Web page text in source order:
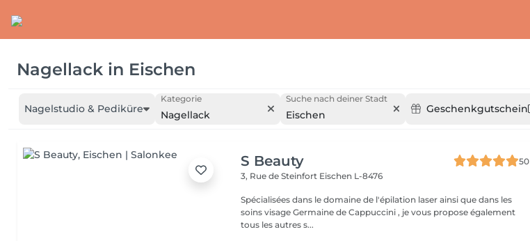
Nagellack in Eischen
Nagelstudio & Pediküre
Kategorie
Nagellack
Suche nach deiner Stadt
Eischen Geschenkgutschein
S Beauty
50
3, Rue de Steinfort Eischen L-8476
Spécialisées dans le domaine de l'épilation laser ainsi que dans les
soins visage Germaine de Cappuccini , je vous propose également
tous les autres s...